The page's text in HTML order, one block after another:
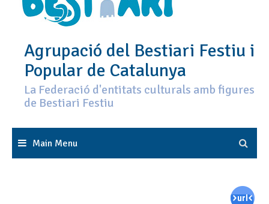
Agrupació del Bestiari Festiu i
Popular de Catalunya
La Federació d'entitats culturals amb figures
de Bestiari Festiu
Main Menu